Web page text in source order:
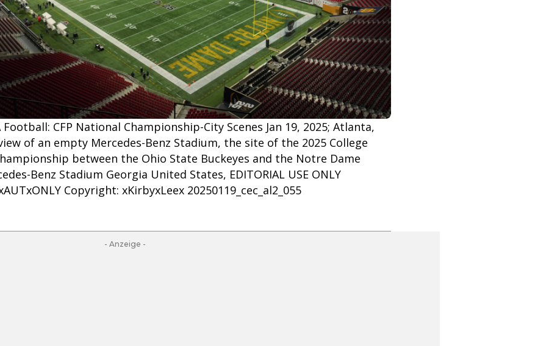
Football: CFP National Championship-City Scenes Jan 19, 2025; Atlanta,
of an empty Mercedes-Benz Stadium, the site of the 2025 College
between the Ohio State Buckeyes and the Notre Dame
Benz Stadium Georgia United States, EDITORIAL USE ONLY
Copyright: xKirbyxLeex 20250119_cec_al2_055
- Anzeige -